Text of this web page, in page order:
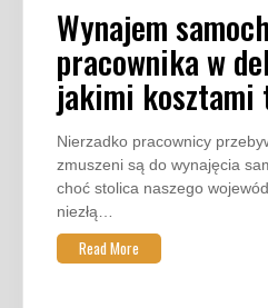
Wynajem
pracownika w
jakimi kosztami
Nierzadko pracownicy
zmuszeni są do wynajęcia
choć stolica naszego
niezłą…
Read More